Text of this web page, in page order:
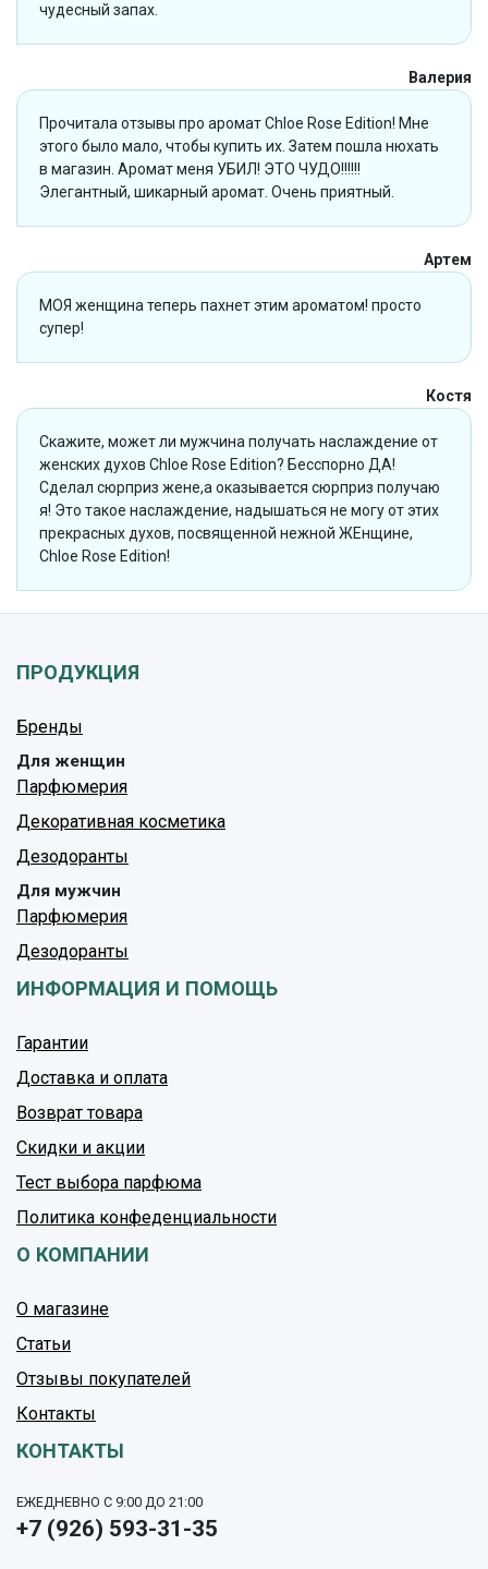
чудесный запах.
Валерия
Прочитала отзывы про аромат Chloe Rose Edition! Мне
этого было мало, чтобы купить их. Затем пошла нюхать
в магазин. Аромат меня УБИЛ! ЭТО ЧУДО!!!!!!
Элегантный, шикарный аромат. Очень приятный.
Артем
МОЯ женщина теперь пахнет этим ароматом! просто
супер!
Костя
Скажите, может ли мужчина получать наслаждение от
женских духов Chloe Rose Edition? Бесспорно ДА!
Сделал сюрприз жене,а оказывается сюрприз получаю
я! Это такое наслаждение, надышаться не могу от этих
прекрасных духов, посвященной нежной ЖЕнщине,
Chloe Rose Edition!
ПРОДУКЦИЯ
Бренды
Для женщин
Парфюмерия
Декоративная косметика
Дезодоранты
Для мужчин
Парфюмерия
Дезодоранты
ИНФОРМАЦИЯ И ПОМОЩЬ
Гарантии
Доставка и оплата
Возврат товара
Скидки и акции
Тест выбора парфюма
Политика конфеденциальности
О КОМПАНИИ
О магазине
Статьи
Отзывы покупателей
Контакты
КОНТАКТЫ
ЕЖЕДНЕВНО С 9:00 ДО 21:00
+7 (926) 593-31-35